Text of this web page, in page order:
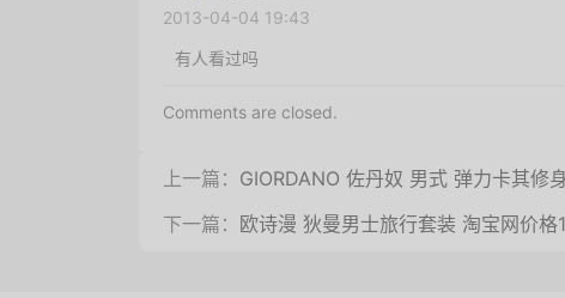
2013-04-04 19:43
有人看过吗
Comments are closed.
上一篇： GIORDANO 佐丹奴 男式 弹力卡其修
下一篇： 欧诗漫 狄曼男士旅行套装 淘宝网价格